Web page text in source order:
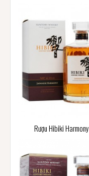
Rượu Hibiki Harmony